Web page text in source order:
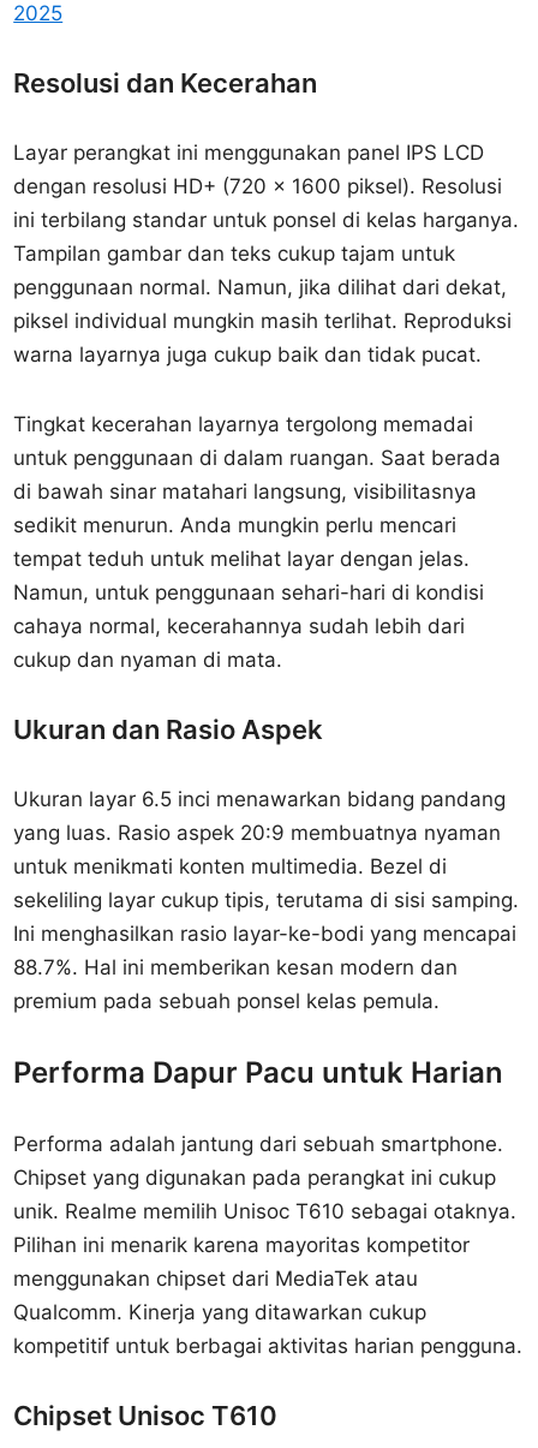
2025
Resolusi dan Kecerahan
Layar perangkat ini menggunakan panel IPS LCD
dengan resolusi HD+ (720 x 1600 piksel). Resolusi
ini terbilang standar untuk ponsel di kelas harganya.
Tampilan gambar dan teks cukup tajam untuk
penggunaan normal. Namun, jika dilihat dari dekat,
piksel individual mungkin masih terlihat. Reproduksi
warna layarnya juga cukup baik dan tidak pucat.
Tingkat kecerahan layarnya tergolong memadai
untuk penggunaan di dalam ruangan. Saat berada
di bawah sinar matahari langsung, visibilitasnya
sedikit menurun. Anda mungkin perlu mencari
tempat teduh untuk melihat layar dengan jelas.
Namun, untuk penggunaan sehari-hari di kondisi
cahaya normal, kecerahannya sudah lebih dari
cukup dan nyaman di mata.
Ukuran dan Rasio Aspek
Ukuran layar 6.5 inci menawarkan bidang pandang
yang luas. Rasio aspek 20:9 membuatnya nyaman
untuk menikmati konten multimedia. Bezel di
sekeliling layar cukup tipis, terutama di sisi samping.
Ini menghasilkan rasio layar-ke-bodi yang mencapai
88.7%. Hal ini memberikan kesan modern dan
premium pada sebuah ponsel kelas pemula.
Performa Dapur Pacu untuk Harian
Performa adalah jantung dari sebuah smartphone.
Chipset yang digunakan pada perangkat ini cukup
unik. Realme memilih Unisoc T610 sebagai otaknya.
Pilihan ini menarik karena mayoritas kompetitor
menggunakan chipset dari MediaTek atau
Qualcomm. Kinerja yang ditawarkan cukup
kompetitif untuk berbagai aktivitas harian pengguna.
Chipset Unisoc T610